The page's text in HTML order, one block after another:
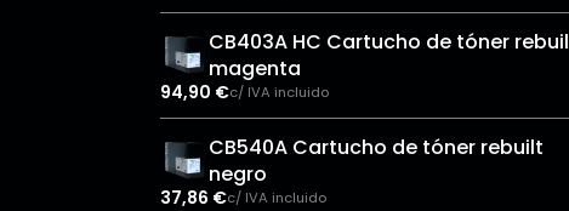
CB403A HC Cartucho de tóner
magenta
94,90 €c/ IVA incluido
CB540A Cartucho de tóner rebuilt
negro
37,86 €c/ IVA incluido